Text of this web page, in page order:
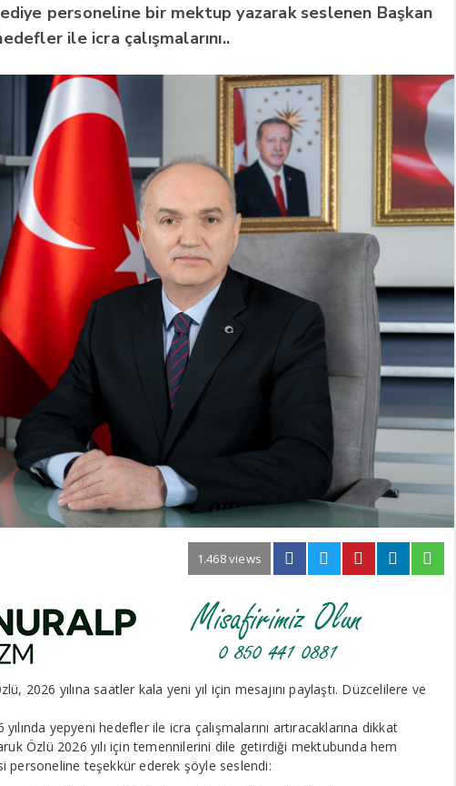
personeline bir mektup yazarak seslenen Başkan
ile icra çalışmalarını..
1.468 views
2026 yılına saatler kala yeni yıl için mesajını paylaştı. Düzcelilere ve
yepyeni hedefler ile icra çalışmalarını artıracaklarına dikkat
Özlü 2026 yılı için temennilerini dile getirdiği mektubunda hem
personeline teşekkür ederek şöyle seslendi: